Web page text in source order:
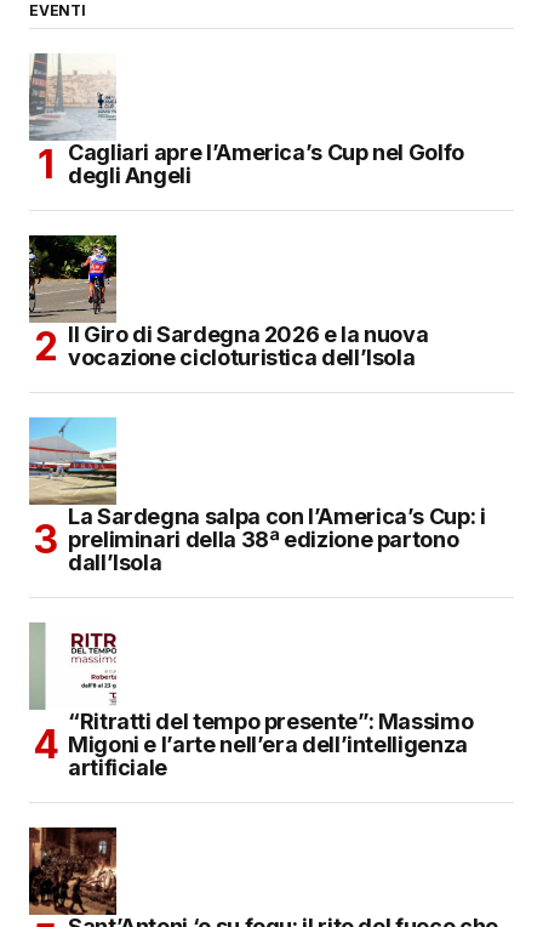
EVENTI
Cagliari apre l’America’s Cup nel Golfo
degli Angeli
Il Giro di Sardegna 2026 e la nuova
vocazione cicloturistica dell’Isola
La Sardegna salpa con l’America’s Cup: i
preliminari della 38ª edizione partono
dall’Isola
“Ritratti del tempo presente”: Massimo
Migoni e l’arte nell’era dell’intelligenza
artificiale